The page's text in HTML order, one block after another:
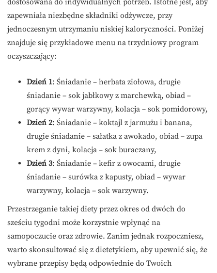
dostosowana do indywidualnych potrzeb. Istotne jest, aby
zapewniała niezbędne składniki odżywcze, przy
jednoczesnym utrzymaniu niskiej kaloryczności. Poniżej
znajduje się przykładowe menu na trzydniowy program
oczyszczający:
Dzień 1: Śniadanie – herbata ziołowa, drugie
śniadanie – sok jabłkowy z marchewką, obiad –
gorący wywar warzywny, kolacja – sok pomidorowy,
Dzień 2: Śniadanie – koktajl z jarmużu i banana,
drugie śniadanie – sałatka z awokado, obiad – zupa
krem z dyni, kolacja – sok buraczany,
Dzień 3: Śniadanie – kefir z owocami, drugie
śniadanie – surówka z kapusty, obiad – wywar
warzywny, kolacja – sok warzywny.
Przestrzeganie takiej diety przez okres od dwóch do
sześciu tygodni może korzystnie wpłynąć na
samopoczucie oraz zdrowie. Zanim jednak rozpoczniesz,
warto skonsultować się z dietetykiem, aby upewnić się, że
wybrane przepisy będą odpowiednie do Twoich